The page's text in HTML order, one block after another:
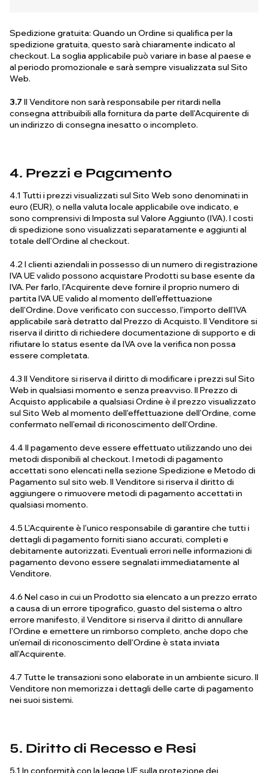
Spedizione gratuita: Quando un Ordine si qualifica per la
spedizione gratuita, questo sarà chiaramente indicato al
checkout. La soglia applicabile può variare in base al paese e
al periodo promozionale e sarà sempre visualizzata sul Sito
Web.
3.7 Il Venditore non sarà responsabile per ritardi nella
consegna attribuibili alla fornitura da parte dell'Acquirente di
un indirizzo di consegna inesatto o incompleto.
4. Prezzi e Pagamento
4.1 Tutti i prezzi visualizzati sul Sito Web sono denominati in
euro (EUR), o nella valuta locale applicabile ove indicato, e
sono comprensivi di Imposta sul Valore Aggiunto (IVA). I costi
di spedizione sono visualizzati separatamente e aggiunti al
totale dell'Ordine al checkout.
4.2 I clienti aziendali in possesso di un numero di registrazione
IVA UE valido possono acquistare Prodotti su base esente da
IVA. Per farlo, l'Acquirente deve fornire il proprio numero di
partita IVA UE valido al momento dell'effettuazione
dell'Ordine. Dove verificato con successo, l'importo dell'IVA
applicabile sarà detratto dal Prezzo di Acquisto. Il Venditore si
riserva il diritto di richiedere documentazione di supporto e di
rifiutare lo status esente da IVA ove la verifica non possa
essere completata.
4.3 Il Venditore si riserva il diritto di modificare i prezzi sul Sito
Web in qualsiasi momento e senza preavviso. Il Prezzo di
Acquisto applicabile a qualsiasi Ordine è il prezzo visualizzato
sul Sito Web al momento dell'effettuazione dell'Ordine, come
confermato nell'email di riconoscimento dell'Ordine.
4.4 Il pagamento deve essere effettuato utilizzando uno dei
metodi disponibili al checkout. I metodi di pagamento
accettati sono elencati nella sezione Spedizione e Metodo di
Pagamento sul sito web. Il Venditore si riserva il diritto di
aggiungere o rimuovere metodi di pagamento accettati in
qualsiasi momento.
4.5 L'Acquirente è l'unico responsabile di garantire che tutti i
dettagli di pagamento forniti siano accurati, completi e
debitamente autorizzati. Eventuali errori nelle informazioni di
pagamento devono essere segnalati immediatamente al
Venditore.
4.6 Nel caso in cui un Prodotto sia elencato a un prezzo errato
a causa di un errore tipografico, guasto del sistema o altro
errore manifesto, il Venditore si riserva il diritto di annullare
l'Ordine e emettere un rimborso completo, anche dopo che
un'email di riconoscimento dell'Ordine è stata inviata
all'Acquirente.
4.7 Tutte le transazioni sono elaborate in un ambiente sicuro. Il
Venditore non memorizza i dettagli delle carte di pagamento
nei suoi sistemi.
5. Diritto di Recesso e Resi
5.1 In conformità con la legge UE sulla protezione dei